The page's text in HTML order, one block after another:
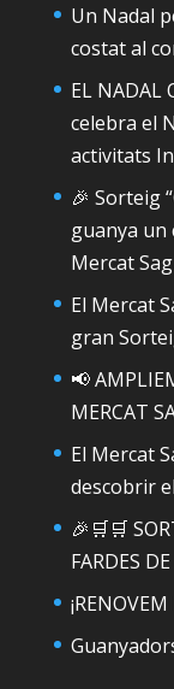
Un Nadal
costat al
EL NADAL
celebra el
activitats
🎉 Sorteig
guanya un
Mercat
El Mercat
gran
📢
MERCAT
El Mercat
descobrir
🎉🛒🛒
FARDES